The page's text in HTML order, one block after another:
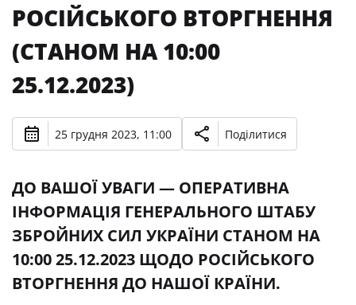
РОСІЙСЬКОГО ВТОРГНЕННЯ
(СТАНОМ НА 10:00
25.12.2023)
25 грудня 2023, 11:00 Поділитися
ДО ВАШОЇ УВАГИ — ОПЕРАТИВНА
ІНФОРМАЦІЯ ГЕНЕРАЛЬНОГО ШТАБУ
ЗБРОЙНИХ СИЛ УКРАЇНИ СТАНОМ НА
10:00 25.12.2023 ЩОДО РОСІЙСЬКОГО
ВТОРГНЕННЯ ДО НАШОЇ КРАЇНИ.